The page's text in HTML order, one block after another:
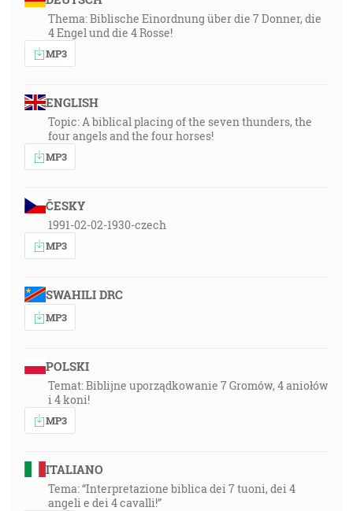
Thema: Biblische Einordnung über die 7 Donner, die
4 Engel und die 4 Rosse!
MP3
ENGLISH
Topic: A biblical placing of the seven thunders, the
four angels and the four horses!
MP3
ČESKY
1991-02-02-1930-czech
MP3
SWAHILI DRC
MP3
POLSKI
Temat: Biblijne uporządkowanie 7 Gromów, 4 aniołów
i 4 koni!
MP3
ITALIANO
Tema: “Interpretazione biblica dei 7 tuoni, dei 4
angeli e dei 4 cavalli!”